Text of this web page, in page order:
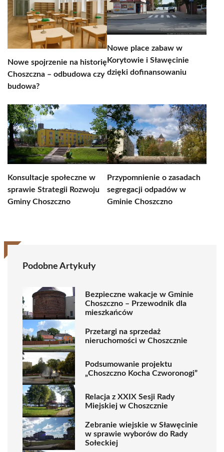
Nowe spojrzenie na historię
Choszczna – odbudowa czy
budowa?
Nowe place zabaw w
Korytowie i Sławęcinie
dzięki dofinansowaniu
Konsultacje społeczne w
sprawie Strategii Rozwoju
Gminy Choszczno
Przypomnienie o zasadach
segregacji odpadów w
Gminie Choszczno
Podobne Artykuły
Bezpieczne wakacje w Gminie
Choszczno – Przewodnik dla
mieszkańców
Przetargi na sprzedaż
nieruchomości w Choszcznie
Podsumowanie projektu
„Choszczno Kocha Czworonogi”
Relacja z XXIX Sesji Rady
Miejskiej w Choszcznie
Zebranie wiejskie w Sławęcinie
w sprawie wyborów do Rady
Sołeckiej